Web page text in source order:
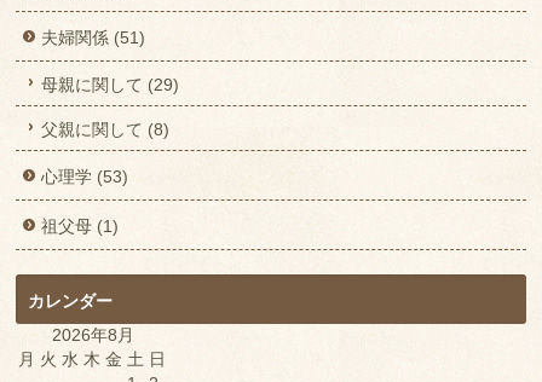
夫婦関係 (51)
母親に関して (29)
父親に関して (8)
心理学 (53)
祖父母 (1)
カレンダー
2026年8月
月 火 水 木 金 土 日